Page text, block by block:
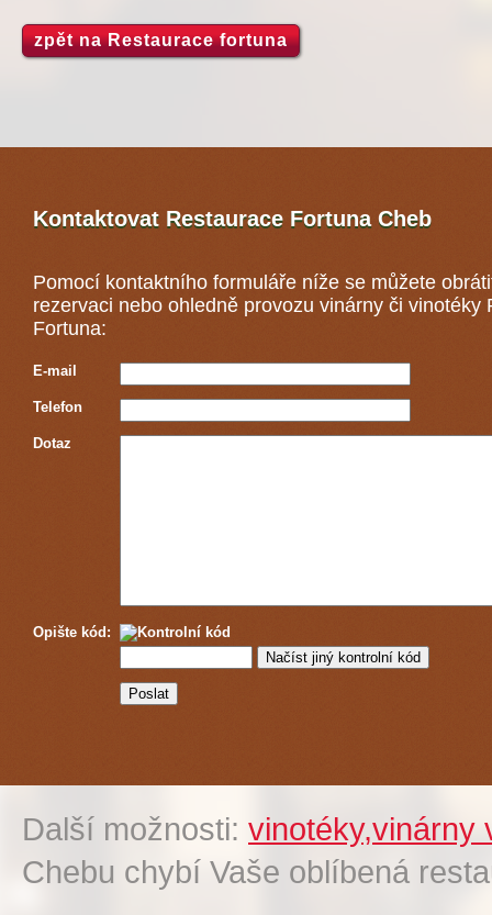
zpět na Restaurace fortuna
Kontaktovat Restaurace Fortuna Cheb
Pomocí kontaktního formuláře níže se můžete
rezervaci nebo ohledně provozu vinárny či vinotéky
Fortuna:
E-mail
Telefon
Dotaz
Opište kód:
Další možnosti: vinotéky,vinárny
Chebu chybí Vaše oblíbená